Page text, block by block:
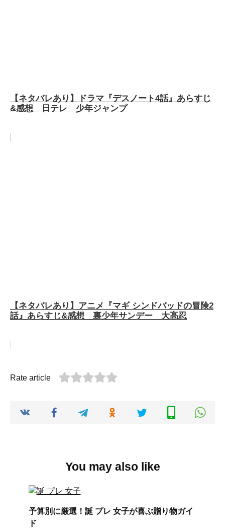
【ネタバレあり】ドラマ『デスノート4話』あらすじ
&感想 日テレ 少年ジャンプ
【ネタバレあり】アニメ『マギ シンドバッドの冒険2
話』あらすじ&感想 裏少年サンデー 大高忍
Rate article
You may also like
予算別に厳選！誕 プレ 女子が喜ぶ贈り物ガイ
ド